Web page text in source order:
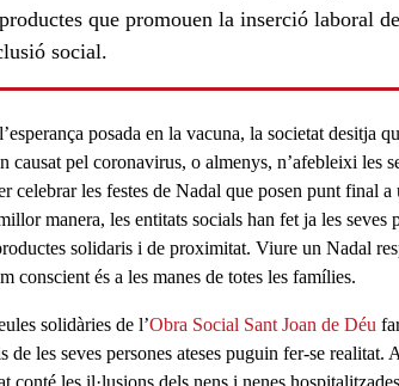
que promouen la inserció laboral
social.
posada en la vacuna, la societat desitja
causat pel coronavirus, o almenys, n’afebleixi les
celebrar les festes de Nadal que posen punt final
manera, les entitats socials han fet ja les seves
solidaris i de proximitat. Viure un Nadal
conscientés a les manes de totes les famílies.
solidàries de l’Obra Social Sant Joan de Déu
de les seves persones ateses puguin fer-se realitat.
conté les il·lusions dels nens i nenes